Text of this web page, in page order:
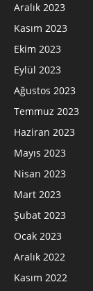
Aralık 2023
Kasım 2023
Ekim 2023
Eylül 2023
Ağustos 2023
Temmuz 2023
Haziran 2023
Mayıs 2023
Nisan 2023
Mart 2023
Şubat 2023
Ocak 2023
Aralık 2022
Kasım 2022